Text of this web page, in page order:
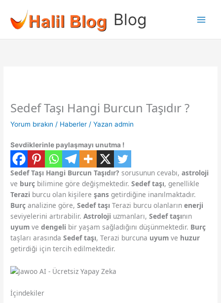
Blog
Sedef Taşı Hangi Burcun Taşıdır ?
Yorum bırakın / Haberler / Yazan admin
Sevdiklerinle paylaşmayı unutma !
Sedef Taşı Hangi Burcun Taşıdır? sorusunun cevabı,astroloji
ve burç bilimine göre değişmektedir.Sedef taşı, genellikle
Terazi burcu olan kişilereşans getirdiğine inanılmaktadır.
Burç analizine göre,Sedef taşı Terazi burcu olanlarınenerji
seviyelerini artırabilir.Astroloji uzmanları,Sedef taşının
uyum vedengeli bir yaşam sağladığını düşünmektedir. Burç
taşları arasındaSedef taşı, Terazi burcuna uyum ve huzur
getirdiği için tercih edilmektedir.
İçindekiler